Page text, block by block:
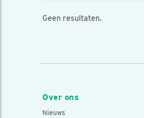
Geen resultaten.
Over ons
Nieuws